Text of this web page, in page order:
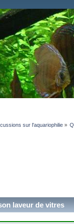
sur l'aquariophilie»
laveur de vitres